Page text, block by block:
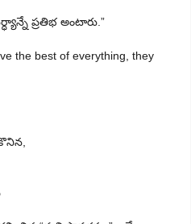
ప్రతిభ అంటారు.”
the best of everything, they